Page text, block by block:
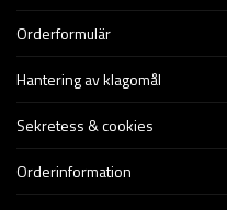
Orderformulär
Hantering av klagomål
Sekretess & cookies
Orderinformation